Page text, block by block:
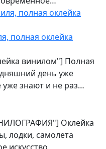
полная оклейка
винилом"] Полная
день уже
уже знают и не раз…
Оклейка
лодки, самолета
искусство